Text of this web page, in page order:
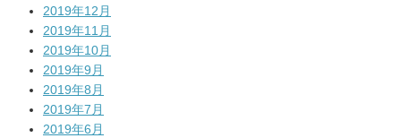
2019年12月
2019年11月
2019年10月
2019年9月
2019年8月
2019年7月
2019年6月